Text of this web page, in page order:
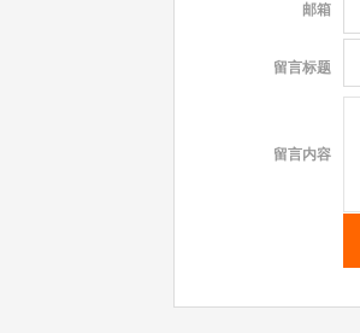
邮箱
留言标题
留言内容